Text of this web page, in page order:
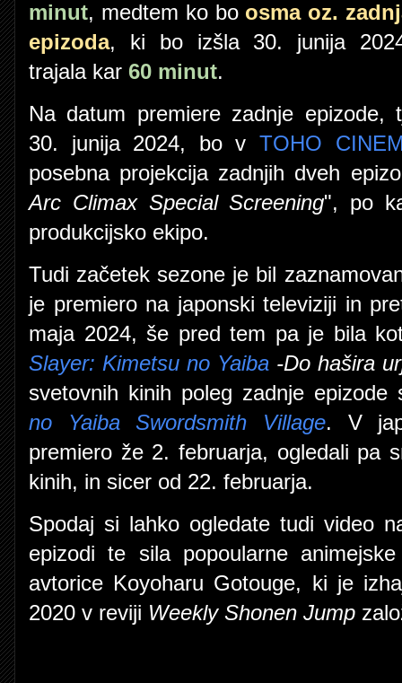
minut, medtem ko bo osma oz.
epizoda, ki bo izšla 30. junija
trajala kar 60 minut.
Na datum premiere zadnje epizode,
30. junija 2024, bo v TOHO
posebna projekcija zadnjih dveh
Arc Climax Special Screening", po
produkcijsko ekipo.
Tudi začetek sezone je bil
je premiero na japonski televiziji in
maja 2024, še pred tem pa je bila
Slayer: Kimetsu no Yaiba -Do hašira
svetovnih kinih poleg zadnje
no Yaiba Swordsmith Village. V
premiero že 2. februarja, ogledali pa
kinih, in sicer od 22. februarja.
Spodaj si lahko ogledate tudi video
epizodi te sila popoularne
avtorice Koyoharu Gotouge, ki je
2020 v reviji Weekly Shonen Jump